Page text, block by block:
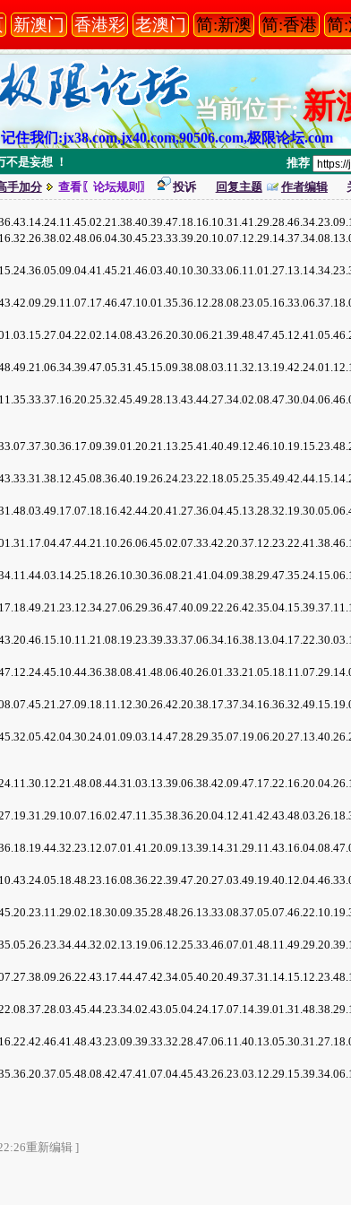
新澳门 香港彩 老澳门 简:新澳 简:香港 简
当前位于:新
记住我们:jx38.com,jx40.com,90506.com,极限论坛.com
是妄想 ！ 推荐
手加分 查看〖论坛规则〗 投诉 回复主题 作者编辑
重新编辑 ]